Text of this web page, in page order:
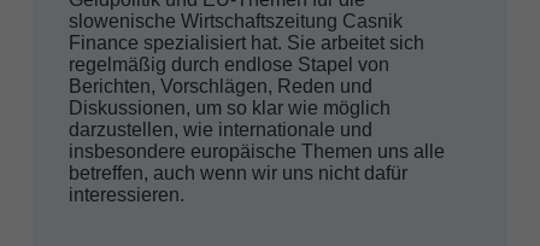
slowenische Wirtschaftszeitung Casnik
Finance spezialisiert hat. Sie arbeitet sich
regelmäßig durch endlose Stapel von
Berichten, Vorschlägen, Reden und
Diskussionen, um so klar wie möglich
darzustellen, wie internationale und
insbesondere europäische Themen uns alle
betreffen, auch wenn wir uns nicht dafür
interessieren.